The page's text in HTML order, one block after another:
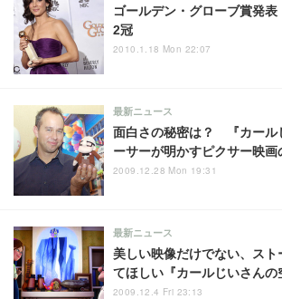
ゴールデン・グローブ賞発
2冠
2010.1.18 Mon 22:07
面白さの秘密は？ 『カール
ーサーが明かすピクサー映画
最新ニュース
2009.12.28 Mon 19:31
美しい映像だけでない、スト
てほしい『カールじいさんの
最新ニュース
2009.12.4 Fri 23:13